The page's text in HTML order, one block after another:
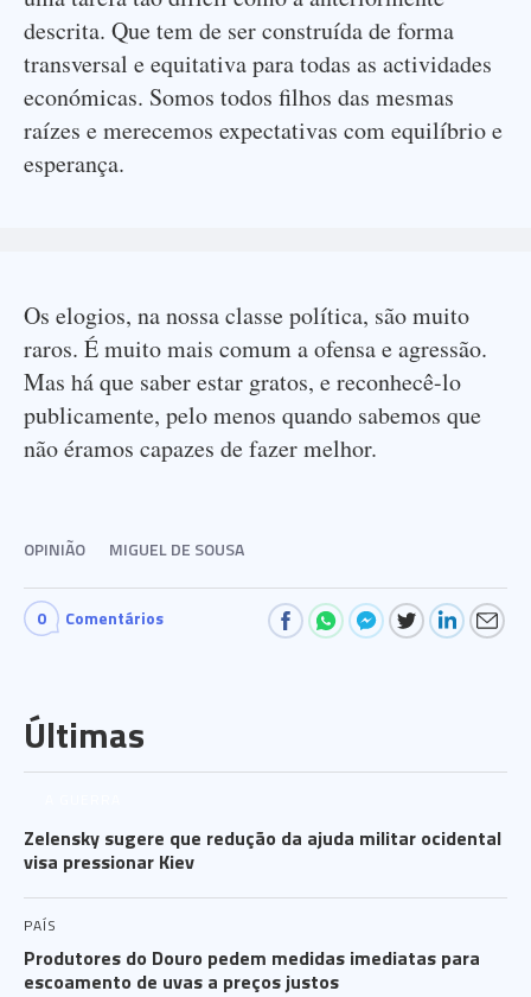
descrita. Que tem de ser construída de forma
transversal e equitativa para todas as actividades
económicas. Somos todos filhos das mesmas
raízes e merecemos expectativas com equilíbrio e
esperança.
Os elogios, na nossa classe política, são muito
raros. É muito mais comum a ofensa e agressão.
Mas há que saber estar gratos, e reconhecê-lo
publicamente, pelo menos quando sabemos que
não éramos capazes de fazer melhor.
OPINIÃO MIGUEL DE SOUSA
0 Comentários
Últimas
Zelensky sugere que redução da ajuda militar ocidental
visa pressionar Kiev
PAÍS
Produtores do Douro pedem medidas imediatas para
escoamento de uvas a preços justos